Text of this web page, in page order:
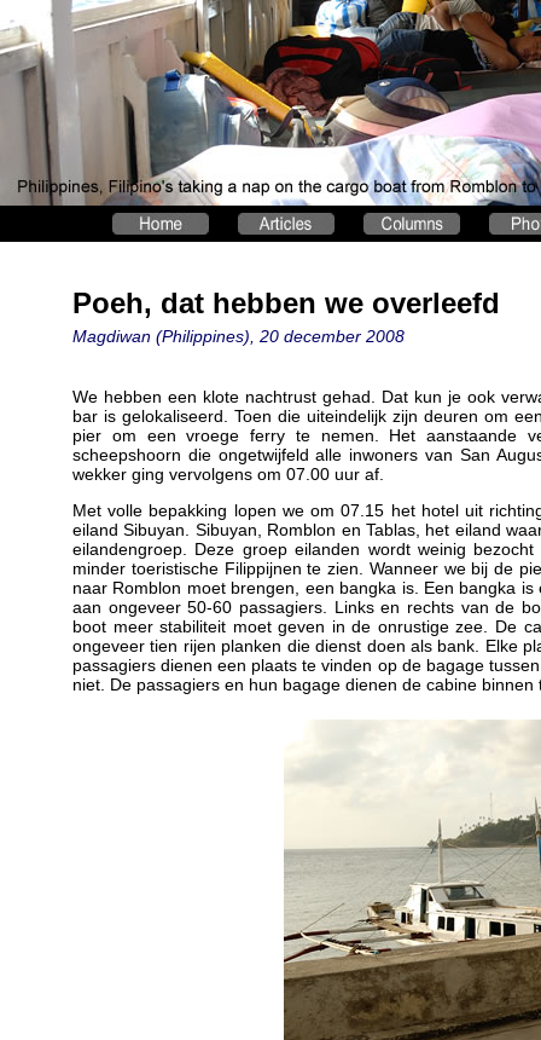
Poeh, dat hebben we overleefd
Magdiwan (Philippines), 20 december 2008
We hebben een klote nachtrust gehad. Dat kun je ook
bar is gelokaliseerd. Toen die uiteindelijk zijn deuren om
pier om een vroege ferry te nemen. Het aanstaande
scheepshoorn die ongetwijfeld alle inwoners van San
wekker ging vervolgens om 07.00 uur af.
Met volle bepakking lopen we om 07.15 het hotel uit
eiland Sibuyan. Sibuyan, Romblon en Tablas, het eiland
eilandengroep. Deze groep eilanden wordt weinig
minder toeristische Filippijnen te zien. Wanneer we bij de
naar Romblon moet brengen, een bangka is. Een bangka
aan ongeveer 50-60 passagiers. Links en rechts van de
boot meer stabiliteit moet geven in de onrustige zee. De
ongeveer tien rijen planken die dienst doen als bank. Elke
passagiers dienen een plaats te vinden op de bagage
niet. De passagiers en hun bagage dienen de cabine